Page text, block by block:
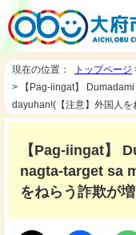
現在の位置： トップページ
> 【Pag-iingat】
dayuhan!(【注意】外国人
【Pag-iingat】
nagta-target sa
をねらう詐欺が